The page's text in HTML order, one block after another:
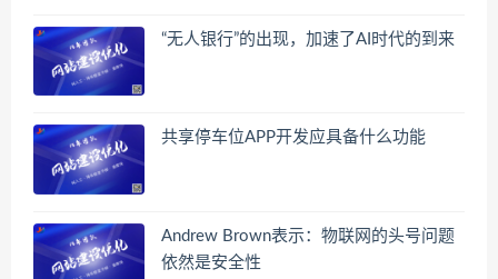
“无人银行”的出现，加速了AI时代的到来
共享停车位APP开发应具备什么功能
Andrew Brown表示：物联网的头号问题
依然是安全性